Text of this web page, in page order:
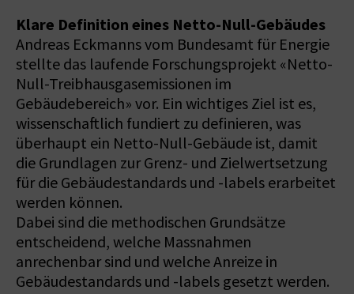
Klare Definition eines Netto-Null-Gebäudes
Andreas Eckmanns vom Bundesamt für Energie
stellte das laufende Forschungsprojekt «Netto-
Null-Treibhausgasemissionen im
Gebäudebereich» vor. Ein wichtiges Ziel ist es,
wissenschaftlich fundiert zu definieren, was
überhaupt ein Netto-Null-Gebäude ist, damit
die Grundlagen zur Grenz- und Zielwertsetzung
für die Gebäudestandards und -labels erarbeitet
werden können.
Dabei sind die methodischen Grundsätze
entscheidend, welche Massnahmen
anrechenbar sind und welche Anreize in
Gebäudestandards und -labels gesetzt werden.